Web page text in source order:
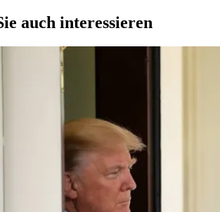
auch interessieren